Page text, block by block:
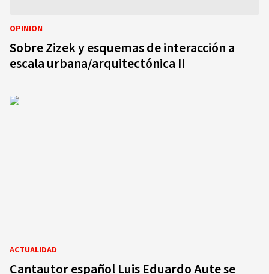
OPINIÓN
Sobre Zizek y esquemas de interacción a
escala urbana/arquitectónica II
ACTUALIDAD
Cantautor español Luis Eduardo Aute se